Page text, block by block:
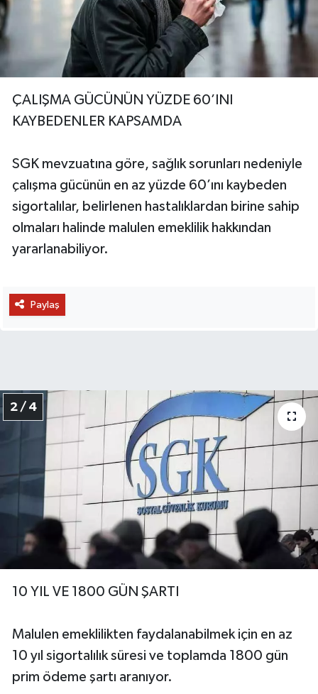
ÇALIŞMA GÜCÜNÜN YÜZDE 60’INI
KAYBEDENLER KAPSAMDA
SGK mevzuatına göre, sağlık sorunları nedeniyle
çalışma gücünün en az yüzde 60’ını kaybeden
sigortalılar, belirlenen hastalıklardan birine sahip
olmaları halinde malulen emeklilik hakkından
yararlanabiliyor.
Paylaş
2 / 4
10 YIL VE 1800 GÜN ŞARTI
Malulen emeklilikten faydalanabilmek için en az
10 yıl sigortalılık süresi ve toplamda 1800 gün
prim ödeme şartı aranıyor.